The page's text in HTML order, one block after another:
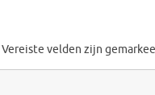
Vereiste velden zijn